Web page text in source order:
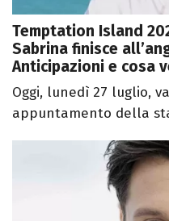
Temptation Island
Sabrina finisce
Anticipazioni e cosa
Oggi, lunedì 27 luglio,
appuntamento della